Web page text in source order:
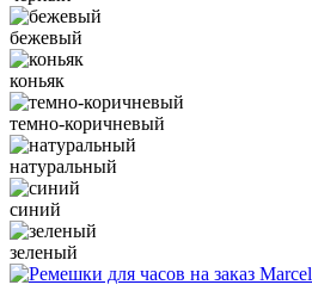
бежевый
коньяк
темно-коричневый
натуральный
синий
зеленый